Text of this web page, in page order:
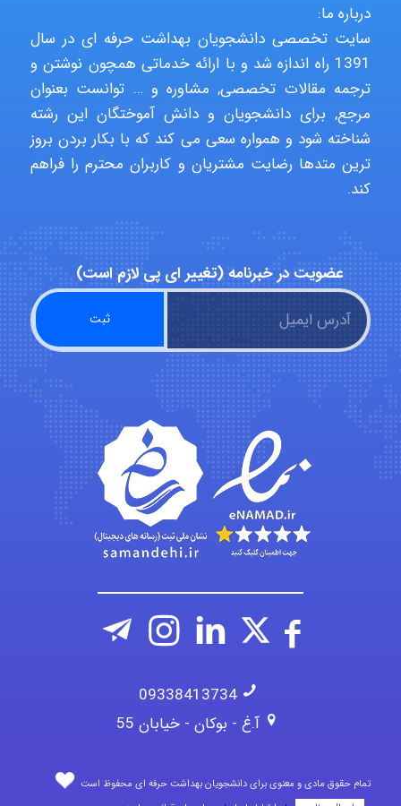
Alirez0990
hosein abdolvand
Kati
ehtesham
Iman Hosseini
درباره ما:
سایت تخصصی دانشجویان بهداشت حرفه ای در سال
1391 راه اندازه شد و با ارائه خدماتی همچون نوشتن و
ترجمه مقالات تخصصی, مشاوره و … توانست بعنوان
مرجع, برای دانشجویان و دانش آموختگان این رشته
شناخته شود و همواره سعی می کند که با بکار بردن بروز
ترین متدها رضایت مشتریان و کاربران محترم را فراهم
کند.
عضویت در خبرنامه (تغییر ای پی لازم است)
09338413734
آ.غ - بوکان - خیابان 55
تمام حقوق مادی و معنوی برای دانشجویان بهداشت حرفه ای محفوظ است